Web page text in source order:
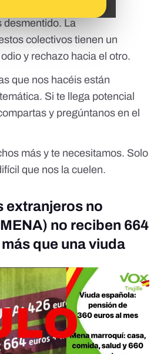
refugiadas y minorías
desmentido. La
colectivos tienen un
y rechazo hacia el otro.
que nos hacéis están
Si te llega potencial
y pregúntanos en el
más y te necesitamos. Solo
que nos la cuelen.
extranjeros no
no reciben 664
que una viuda